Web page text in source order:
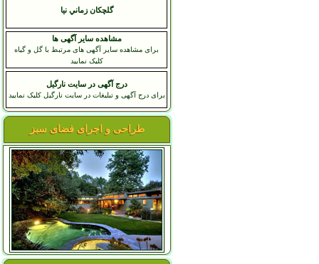
گلچکان زماني نيا
مشاهده سایر آگهی ها
برای مشاهده سایر آگهی های مرتبط با گل و گیاه
کلیک نمایید
درج آگهی در سایت نارگیل
برای درج آگهی و تبلیغات در سایت نارگیل کلیک نمایید
طراحی و اجرای فضای سبز